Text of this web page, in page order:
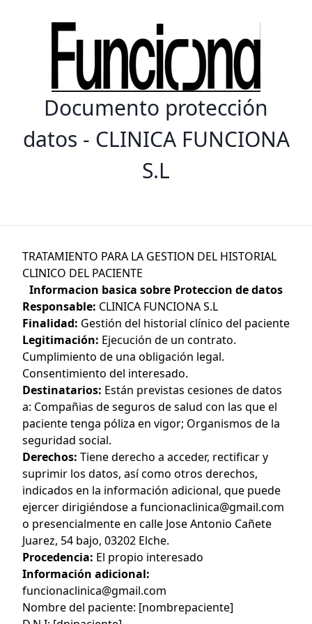
Documento protección
datos - CLINICA FUNCIONA
S.L
TRATAMIENTO PARA LA GESTION DEL HISTORIAL
CLINICO DEL PACIENTE
Informacion basica sobre Proteccion de datos
Responsable: CLINICA FUNCIONA S.L
Finalidad: Gestión del historial clínico del paciente
Legitimación: Ejecución de un contrato.
Cumplimiento de una obligación legal.
Consentimiento del interesado.
Destinatarios: Están previstas cesiones de datos
a: Compañias de seguros de salud con las que el
paciente tenga póliza en vigor; Organismos de la
seguridad social.
Derechos: Tiene derecho a acceder, rectificar y
suprimir los datos, así como otros derechos,
indicados en la información adicional, que puede
ejercer dirigiéndose a funcionaclinica@gmail.com
o presencialmente en calle Jose Antonio Cañete
Juarez, 54 bajo, 03202 Elche.
Procedencia: El propio interesado
Información adicional:
funcionaclinica@gmail.com
Nombre del paciente: [nombrepaciente]